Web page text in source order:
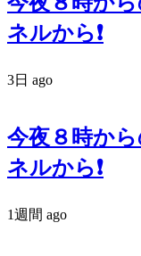
ネルから❗️
3日 ago
今夜８時か
ネルから❗️
1週間 ago